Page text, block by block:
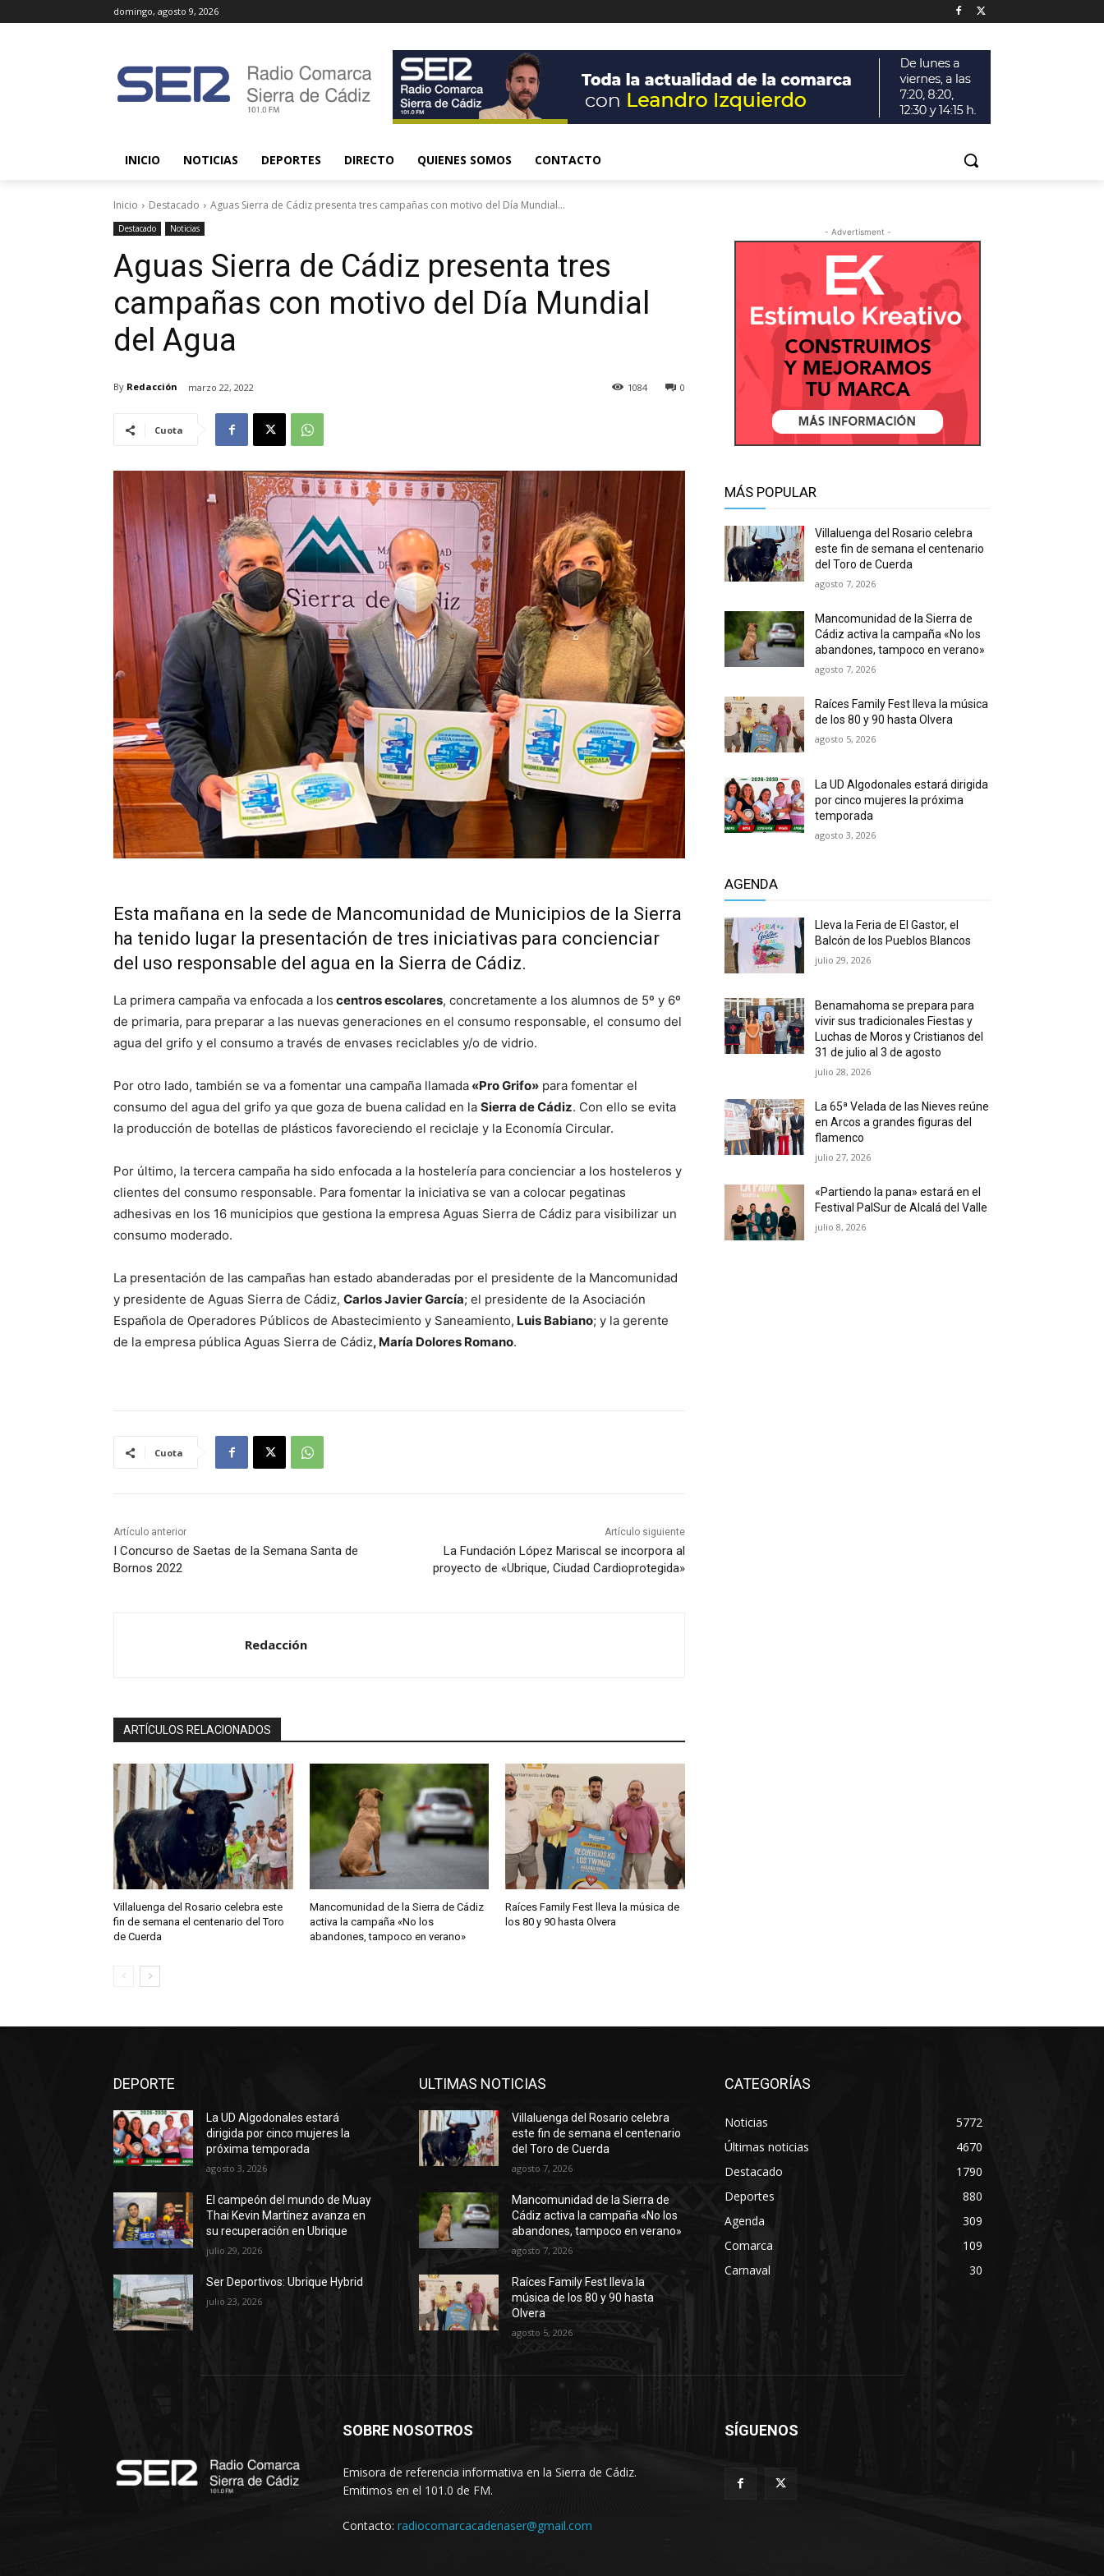
domingo, agosto 9, 2026
INICIO NOTICIAS DEPORTES DIRECTO QUIENES SOMOS CONTACTO
Inicio Destacado Aguas Sierra de Cádiz presenta tres campañas con motivo del Día Mundial...
Destacado Noticias
Aguas Sierra de Cádiz presenta tres
campañas con motivo del Día Mundial
del Agua
By Redacción marzo 22, 2022 0
1084
Cuota
Esta mañana en la sede de Mancomunidad de Municipios de la Sierra
ha tenido lugar la presentación de tres iniciativas para concienciar
del uso responsable del agua en la Sierra de Cádiz.
La primera campaña va enfocada a los centros escolares, concretamente a los alumnos de 5º y 6º
de primaria, para preparar a las nuevas generaciones en el consumo responsable, el consumo del
agua del grifo y el consumo a través de envases reciclables y/o de vidrio.
Por otro lado, también se va a fomentar una campaña llamada «Pro Grifo» para fomentar el
consumo del agua del grifo ya que goza de buena calidad en la Sierra de Cádiz. Con ello se evita
la producción de botellas de plásticos favoreciendo el reciclaje y la Economía Circular.
Por último, la tercera campaña ha sido enfocada a la hostelería para concienciar a los hosteleros y
clientes del consumo responsable. Para fomentar la iniciativa se van a colocar pegatinas
adhesivas en los 16 municipios que gestiona la empresa Aguas Sierra de Cádiz para visibilizar un
consumo moderado.
La presentación de las campañas han estado abanderadas por el presidente de la Mancomunidad
y presidente de Aguas Sierra de Cádiz, Carlos Javier García; el presidente de la Asociación
Española de Operadores Públicos de Abastecimiento y Saneamiento, Luis Babiano; y la gerente
de la empresa pública Aguas Sierra de Cádiz, María Dolores Romano.
Cuota
Artículo anterior
I Concurso de Saetas de la Semana Santa de
Bornos 2022
Artículo siguiente
La Fundación López Mariscal se incorpora al
proyecto de «Ubrique, Ciudad Cardioprotegida»
Redacción
ARTÍCULOS RELACIONADOS
Villaluenga del Rosario celebra este
fin de semana el centenario del Toro
de Cuerda
Mancomunidad de la Sierra de Cádiz
activa la campaña «No los
abandones, tampoco en verano»
Raíces Family Fest lleva la música de
los 80 y 90 hasta Olvera
- Advertisment -
MÁS POPULAR
Villaluenga del Rosario celebra
este fin de semana el centenario
del Toro de Cuerda
agosto 7, 2026
Mancomunidad de la Sierra de
Cádiz activa la campaña «No los
abandones, tampoco en verano»
agosto 7, 2026
Raíces Family Fest lleva la música
de los 80 y 90 hasta Olvera
agosto 5, 2026
La UD Algodonales estará dirigida
por cinco mujeres la próxima
temporada
agosto 3, 2026
AGENDA
Lleva la Feria de El Gastor, el
Balcón de los Pueblos Blancos
julio 29, 2026
Benamahoma se prepara para
vivir sus tradicionales Fiestas y
Luchas de Moros y Cristianos del
31 de julio al 3 de agosto
julio 28, 2026
La 65ª Velada de las Nieves reúne
en Arcos a grandes figuras del
flamenco
julio 27, 2026
«Partiendo la pana» estará en el
Festival PalSur de Alcalá del Valle
julio 8, 2026
DEPORTE
La UD Algodonales estará
dirigida por cinco mujeres la
próxima temporada
agosto 3, 2026
El campeón del mundo de Muay
Thai Kevin Martínez avanza en
su recuperación en Ubrique
julio 29, 2026
Ser Deportivos: Ubrique Hybrid
julio 23, 2026
ULTIMAS NOTICIAS
Villaluenga del Rosario celebra
este fin de semana el centenario
del Toro de Cuerda
agosto 7, 2026
Mancomunidad de la Sierra de
Cádiz activa la campaña «No los
abandones, tampoco en verano»
agosto 7, 2026
Raíces Family Fest lleva la
música de los 80 y 90 hasta
Olvera
agosto 5, 2026
CATEGORÍAS
Noticias
5772
Últimas noticias
4670
Destacado
1790
Deportes
880
Agenda
309
Comarca
109
Carnaval
30
SOBRE NOSOTROS
Emisora de referencia informativa en la Sierra de Cádiz.
Emitimos en el 101.0 de FM.
Contacto: radiocomarcacadenaser@gmail.com
SÍGUENOS